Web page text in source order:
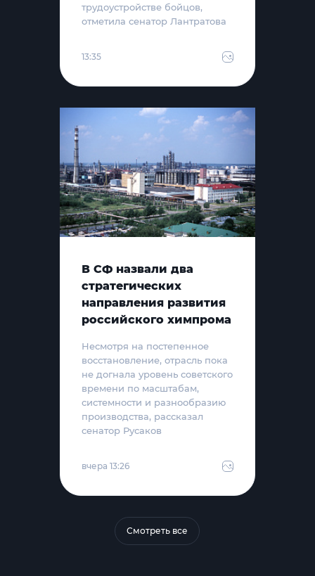
трудоустройстве бойцов,
отметила сенатор Лантратова
13:35
В СФ назвали два
стратегических
направления развития
российского химпрома
Несмотря на постепенное
восстановление, отрасль пока
не догнала уровень советского
времени по масштабам,
системности и разнообразию
производства, рассказал
сенатор Русаков
вчера 13:26
Смотреть все